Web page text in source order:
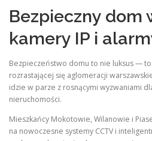
KONTAKT
EN
Bezpieczny dom
kamery IP i
Bezpieczeństwo domu to nie luksus —
rozrastającej się aglomeracji
idzie w parze z rosnącymi wyzwaniami
nieruchomości.
Mieszkańcy Mokotowie, Wilanowie i
na nowoczesne systemy CCTV i